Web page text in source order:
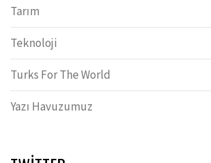
Tarım
Teknoloji
Turks For The World
Yazı Havuzumuz